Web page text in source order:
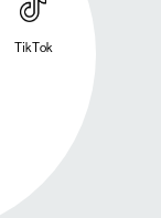
TikTok